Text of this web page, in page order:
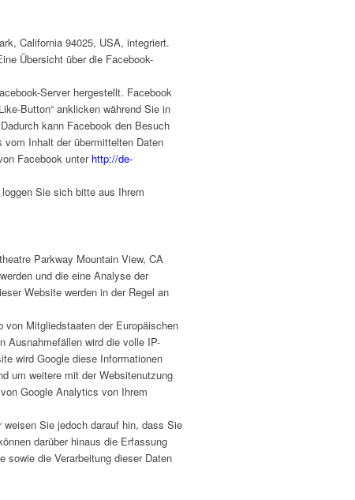
California 94025, USA, integriert.
Übersicht über die Facebook-
Server hergestellt. Facebook
Button“ anklicken während Sie in
kann Facebook den Besuch
Inhalt der übermittelten Daten
Facebook unter http://de-
Sie sich bitte aus Ihrem
Parkway Mountain View, CA
und die eine Analyse der
Website werden in der Regel an
von Mitgliedstaaten der Europäischen
Ausnahmefällen wird die volle IP-
wird Google diese Informationen
um weitere mit der Websitenutzung
Google Analytics von Ihrem
Sie jedoch darauf hin, dass Sie
darüber hinaus die Erfassung
sowie die Verarbeitung dieser Daten